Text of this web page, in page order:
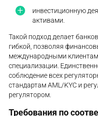
инвестиционную
активами.
Такой подход делает
гибкой, позволяя
международными
специализации.
соблюдение всех
стандартам AML/KYC и
регулятором.
Требования по